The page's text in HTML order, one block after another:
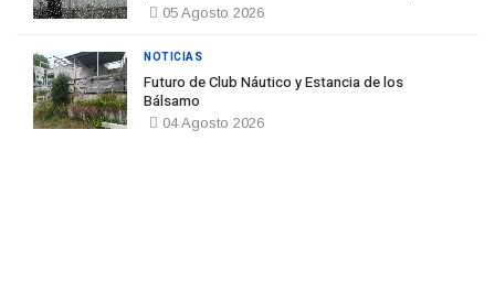
05 Agosto 2026
Futuro de Club Náutico y Estancia de los
Bálsamo
04 Agosto 2026
NOTICIAS